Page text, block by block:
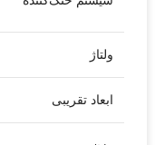
ولتاژ
ابعاد تقریبی